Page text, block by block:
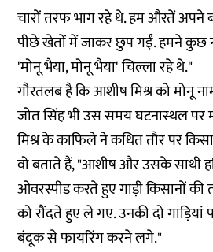
चारों तरफ भाग रहे थे. हम औरतें अपने
पीछे खेतों में जाकर छुप गईं. हमने कुछ
'मोनू भैया, मोनू भैया' चिल्ला रहे थे."
गौरतलब है कि आशीष मिश्र को मोनू
जोत सिंह भी उस समय घटनास्थल
मिश्र के काफिले ने कथित तौर पर
वो बताते हैं, "आशीष और उसके साथी
ओवरस्पीड करते हुए गाड़ी किसानों की
को रौंदते हुए ले गए. उनकी दो
बंदूक से फायरिंग करने लगे."